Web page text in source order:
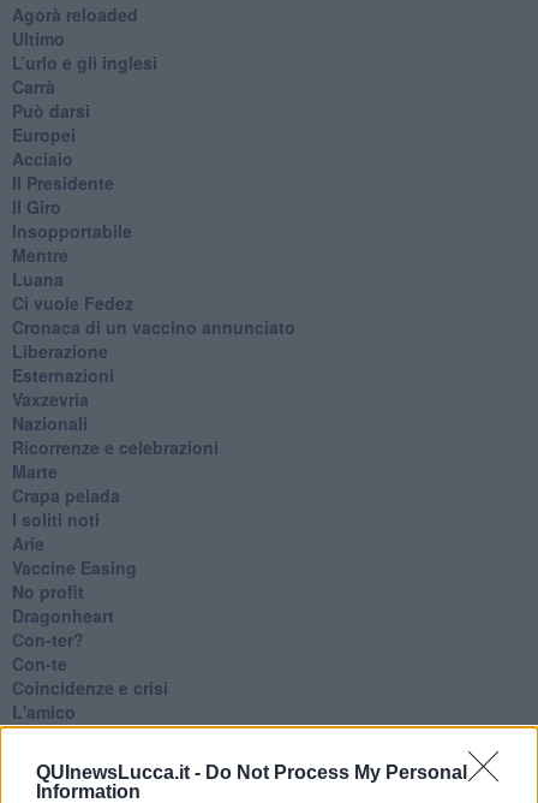
QUInewsLucca.it - Do Not Process My Personal
Information
​Agorà reloaded
Ultimo
​L’urlo e gli inglesi
Carrà
Può darsi
Europei
Acciaio
Il Presidente
​Il Giro
Insopportabile
​Mentre
Luana
​Ci vuole Fedez
​Cronaca di un vaccino annunciato
​Liberazione
Esternazioni
Vaxzevria
Nazionali
​Ricorrenze e celebrazioni
Marte
​Crapa pelada
​I soliti noti
Arie
​Vaccine Easing
No profit
Dragonheart
Con-ter?
​Con-te
Coincidenze e crisi
L'amico
​L’anno del vaccino
Giulio Regeni
​Il rosario